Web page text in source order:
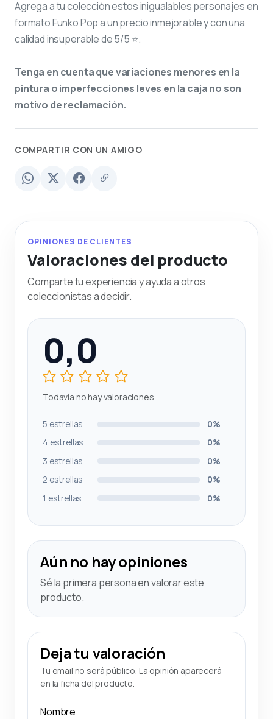
Agrega a tu colección estos inigualables personajes en
formato Funko Pop a un precio inmejorable y con una
calidad insuperable de 5/5 ⭐.
Tenga en cuenta que variaciones menores en la
pintura o imperfecciones leves en la caja no son
motivo de reclamación.
COMPARTIR CON UN AMIGO
OPINIONES DE CLIENTES
Valoraciones del producto
Comparte tu experiencia y ayuda a otros
coleccionistas a decidir.
0,0
Todavía no hay valoraciones
5 estrellas
0%
4 estrellas
0%
3 estrellas
0%
2 estrellas
0%
1 estrellas
0%
Aún no hay opiniones
Sé la primera persona en valorar este
producto.
Deja tu valoración
Tu email no será público. La opinión aparecerá
en la ficha del producto.
Nombre